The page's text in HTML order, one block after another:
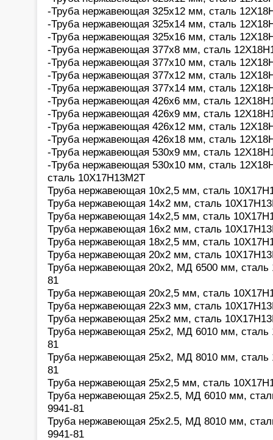
-Труба нержавеющая 325х12 мм, сталь
-Труба нержавеющая 325х14 мм, сталь
-Труба нержавеющая 325х16 мм, сталь
-Труба нержавеющая 377х8 мм, сталь
-Труба нержавеющая 377х10 мм, сталь
-Труба нержавеющая 377х12 мм, сталь
-Труба нержавеющая 377х14 мм, сталь
-Труба нержавеющая 426х6 мм, сталь
-Труба нержавеющая 426х9 мм, сталь
-Труба нержавеющая 426х12 мм, сталь
-Труба нержавеющая 426х18 мм, сталь
-Труба нержавеющая 530х9 мм, сталь
-Труба нержавеющая 530х10 мм, сталь
сталь 10Х17Н13М2Т
Труба нержавеющая 10х2,5 мм, сталь
Труба нержавеющая 14х2 мм, сталь
Труба нержавеющая 14х2,5 мм, сталь
Труба нержавеющая 16х2 мм, сталь
Труба нержавеющая 18х2,5 мм, сталь
Труба нержавеющая 20х2 мм, сталь
Труба нержавеющая 20х2, МД 6500 мм,
81
Труба нержавеющая 20х2,5 мм, сталь
Труба нержавеющая 22x3 мм, сталь
Труба нержавеющая 25х2 мм, сталь
Труба нержавеющая 25х2, МД 6010 мм,
81
Труба нержавеющая 25х2, МД 8010 мм,
81
Труба нержавеющая 25х2,5 мм, сталь
Труба нержавеющая 25х2.5, МД 6010 мм,
9941-81
Труба нержавеющая 25х2.5, МД 8010 мм,
9941-81